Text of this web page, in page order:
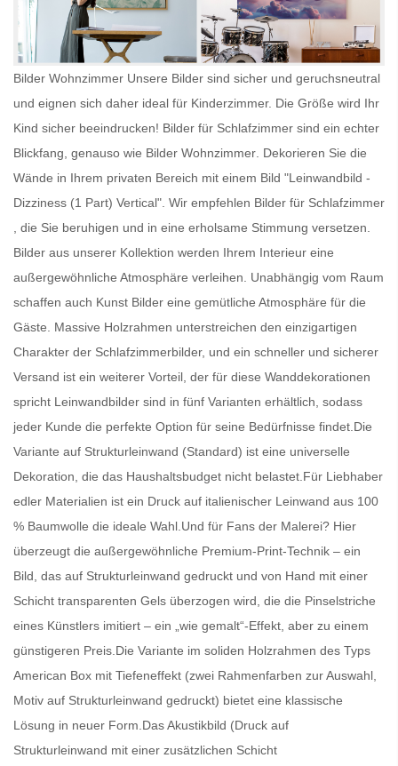
Bilder Wohnzimmer Unsere Bilder sind sicher und geruchsneutral
und eignen sich daher ideal für Kinderzimmer. Die Größe wird Ihr
Kind sicher beeindrucken! Bilder für Schlafzimmer sind ein echter
Blickfang, genauso wie Bilder Wohnzimmer . Dekorieren Sie die
Wände in Ihrem privaten Bereich mit einem Bild "Leinwandbild -
Dizziness (1 Part) Vertical". Wir empfehlen Bilder für Schlafzimmer
, die Sie beruhigen und in eine erholsame Stimmung versetzen.
Bilder aus unserer Kollektion werden Ihrem Interieur eine
außergewöhnliche Atmosphäre verleihen. Unabhängig vom Raum
schaffen auch Kunst Bilder eine gemütliche Atmosphäre für die
Gäste. Massive Holzrahmen unterstreichen den einzigartigen
Charakter der Schlafzimmerbilder, und ein schneller und sicherer
Versand ist ein weiterer Vorteil, der für diese Wanddekorationen
spricht Leinwandbilder sind in fünf Varianten erhältlich, sodass
jeder Kunde die perfekte Option für seine Bedürfnisse findet.Die
Variante auf Strukturleinwand (Standard) ist eine universelle
Dekoration, die das Haushaltsbudget nicht belastet.Für Liebhaber
edler Materialien ist ein Druck auf italienischer Leinwand aus 100
% Baumwolle die ideale Wahl.Und für Fans der Malerei? Hier
überzeugt die außergewöhnliche Premium-Print-Technik – ein
Bild, das auf Strukturleinwand gedruckt und von Hand mit einer
Schicht transparenten Gels überzogen wird, die die Pinselstriche
eines Künstlers imitiert – ein „wie gemalt“-Effekt, aber zu einem
günstigeren Preis.Die Variante im soliden Holzrahmen des Typs
American Box mit Tiefeneffekt (zwei Rahmenfarben zur Auswahl,
Motiv auf Strukturleinwand gedruckt) bietet eine klassische
Lösung in neuer Form.Das Akustikbild (Druck auf
Strukturleinwand mit einer zusätzlichen Schicht